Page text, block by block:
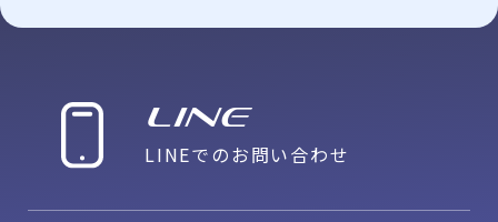
LINE
LINEでのお問い合わせ